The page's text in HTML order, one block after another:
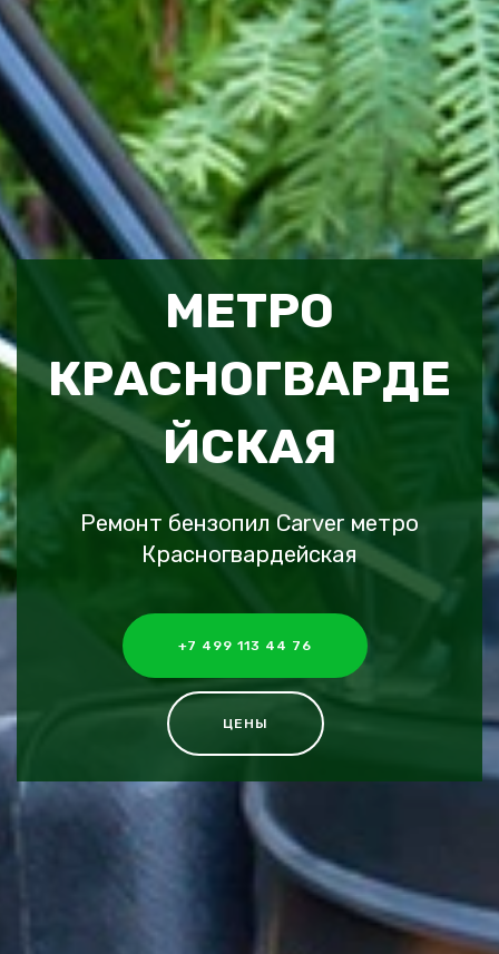
МЕТРО
КРАСНОГВАРДЕ
ЙСКАЯ
Ремонт бензопил Carver метро
Красногвардейская
+7 499 113 44 76
ЦЕНЫ